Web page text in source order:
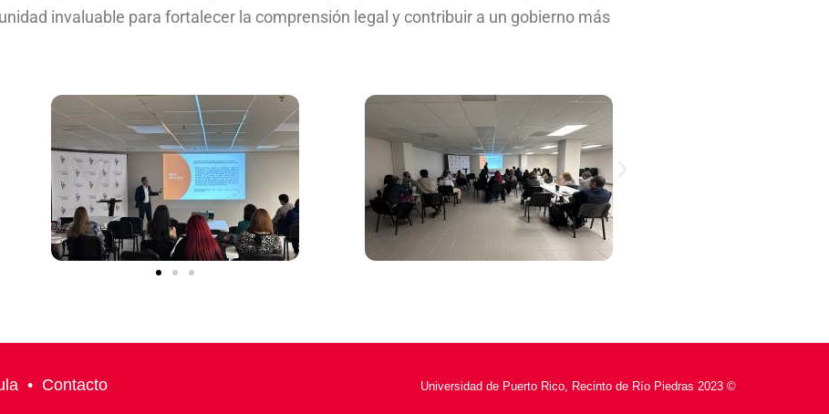
invaluable para fortalecer la comprensión legal y contribuir a un gobierno más
• Contacto Universidad de Puerto Rico, Recinto de Río Piedras 2023 ©